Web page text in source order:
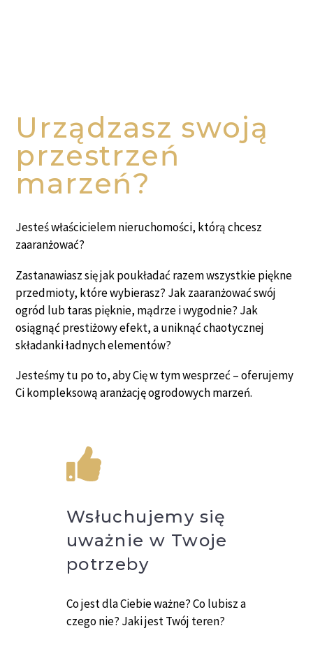
Urządzasz swoją
przestrzeń
marzeń?
Jesteś właścicielem nieruchomości, którą chcesz
zaaranżować?
Zastanawiasz się jak poukładać razem wszystkie piękne
przedmioty, które wybierasz? Jak zaaranżować swój
ogród lub taras pięknie, mądrze i wygodnie? Jak
osiągnąć prestiżowy efekt, a uniknąć chaotycznej
składanki ładnych elementów?
Jesteśmy tu po to, aby Cię w tym wesprzeć – oferujemy
Ci kompleksową aranżację ogrodowych marzeń.
Wsłuchujemy się
uważnie w Twoje
potrzeby
Co jest dla Ciebie ważne? Co lubisz a
czego nie? Jaki jest Twój teren?